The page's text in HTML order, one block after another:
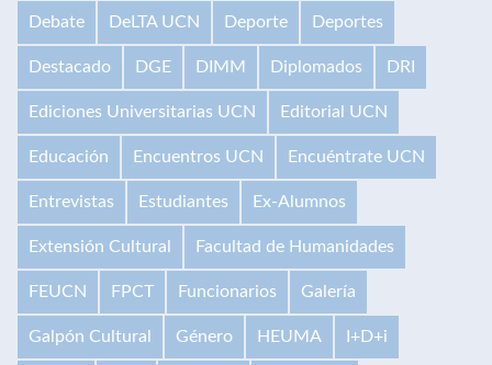
Debate DeLTA UCN Deporte Deportes
Destacado DGE DIMM Diplomados DRI
Ediciones Universitarias UCN Editorial UCN
Educación Encuentros UCN Encuéntrate UCN
Entrevistas Estudiantes Ex-Alumnos
Extensión Cultural Facultad de Humanidades
FEUCN FPCT Funcionarios Galería
Galpón Cultural Género HEUMA I+D+i